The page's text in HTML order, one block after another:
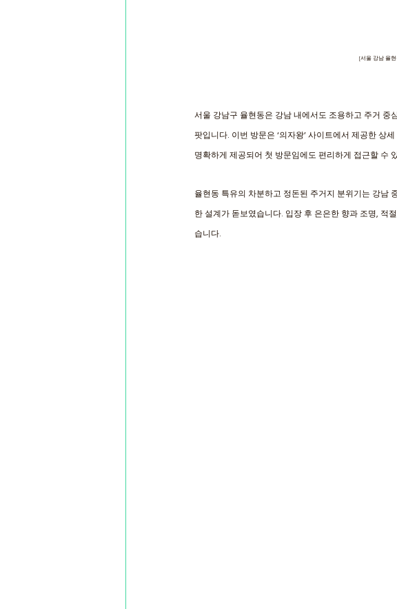
[서울 강남 율
서울 강남구 율현동은 강남 내에서도 조용하고 주거 중
팟입니다. 이번 방문은 ‘의자왕’ 사이트에서 제공한 상
명확하게 제공되어 첫 방문임에도 편리하게 접근할 수
율현동 특유의 차분하고 정돈된 주거지 분위기는 강남
한 설계가 돋보였습니다. 입장 후 은은한 향과 조명, 적
습니다.